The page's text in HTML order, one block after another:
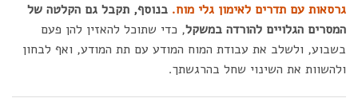
גרסאות עם תדרים לאימון גלי מוח. בנוסף, תקבל גם הקלטה של
המסרים הגלויים להורדה במשקל, כדי שתוכל להאזין להן פעם
בשבוע, ולשלב את עבודת המוח המודע עם תת המודע, ואף לבחון
ולהשוות את השינוי שחל בהרגשתך.